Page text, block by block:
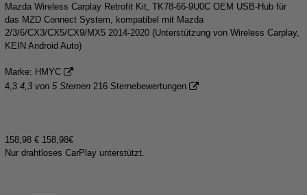
Mazda Wireless Carplay Retrofit Kit, TK78-66-9U0C OEM USB-Hub für
das MZD Connect System, kompatibel mit Mazda
2/3/6/CX3/CX5/CX9/MX5 2014-2020 (Unterstützung von Wireless Carplay,
KEIN Android Auto)
Marke: HMYC
4,3 4,3 von 5 Sternen 216 Sternebewertungen
158,98 € 158,98€
Nur drahtloses CarPlay unterstützt.